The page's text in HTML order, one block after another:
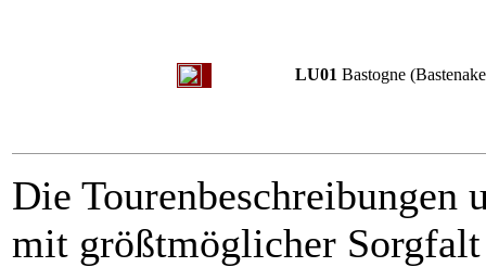
LU01 Bastogne
Die Tourenbeschreibungen
mit größtmöglicher